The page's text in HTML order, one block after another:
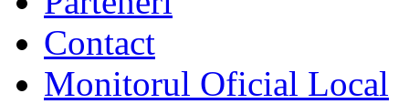
Contact
Monitorul Oficial Local